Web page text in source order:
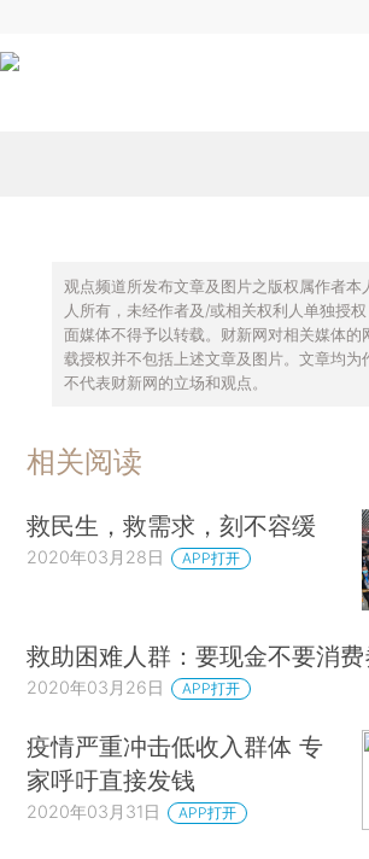
观点频道所发布文章及图片之版权属作者本
人所有，未经作者及/或相关权利人单独授
面媒体不得予以转载。财新网对相关媒体的
载授权并不包括上述文章及图片。文章均为
不代表财新网的立场和观点。
相关阅读
救民生，救需求，刻不容缓
2020年03月28日 APP打开
救助困难人群：要现金不要消费
2020年03月26日 APP打开
疫情严重冲击低收入群体 专
家呼吁直接发钱
2020年03月31日 APP打开